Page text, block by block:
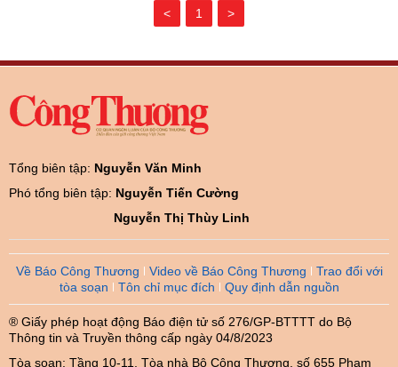
< 1 >
Tổng biên tập: Nguyễn Văn Minh
Phó tổng biên tập: Nguyễn Tiến Cường
Nguyễn Thị Thùy Linh
Về Báo Công Thương Video về Báo Công Thương
Trao đổi với
tòa soạn
Tôn chỉ mục đích Quy định dẫn nguồn
® Giấy phép hoạt động Báo điện tử số 276/GP-BTTTT do Bộ
Thông tin và Truyền thông cấp ngày 04/8/2023
Tòa soạn: Tầng 10-11, Tòa nhà Bộ Công Thương, số 655 Phạm